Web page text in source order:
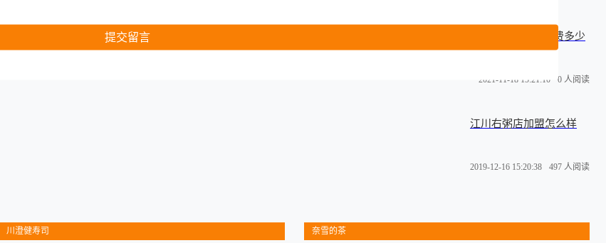
江川右粥店加盟费多少
2021-11-18 15:21:10 0 人阅读
江川右粥店加盟怎么样
2019-12-16 15:20:38 497 人阅读
川澄健寿司 奈雪的茶